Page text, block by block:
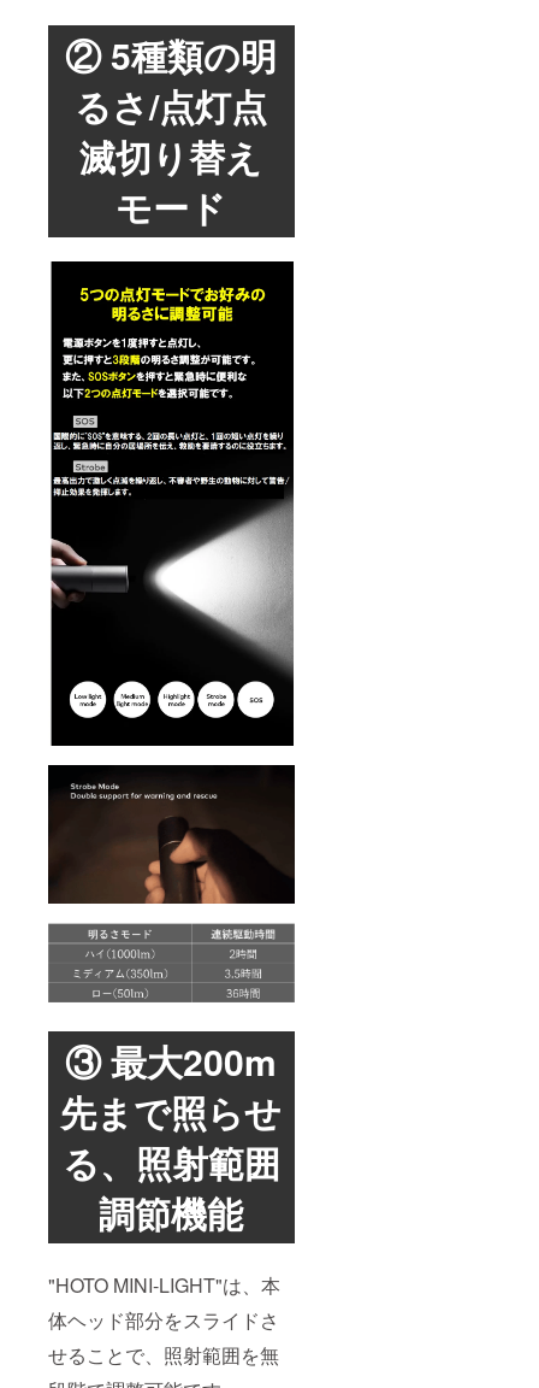
② 5種類の明
るさ/点灯点
滅切り替え
モード
③ 最大200m
先まで照らせ
る、照射範囲
調節機能
"HOTO MINI-LIGHT"は、本
体ヘッド部分をスライドさ
せることで、照射範囲を無